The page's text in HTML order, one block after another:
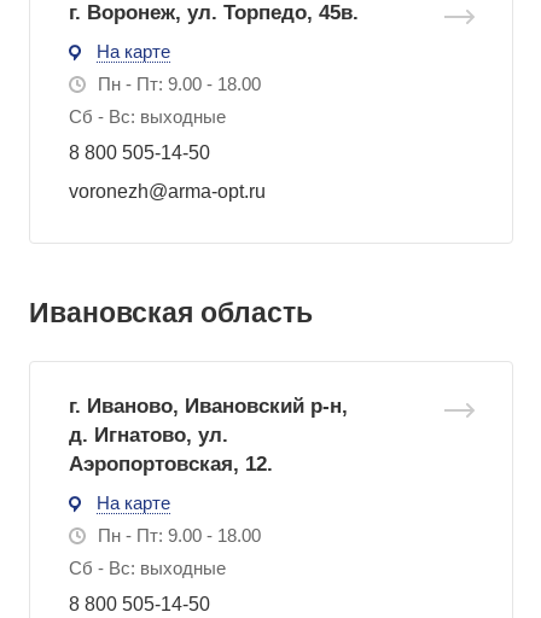
г. Воронеж, ул. Торпедо, 45в.
На карте
Пн - Пт: 9.00 - 18.00
Сб - Вс: выходные
8 800 505-14-50
voronezh@arma-opt.ru
Ивановская область
г. Иваново, Ивановский р-н,
д. Игнатово, ул.
Аэропортовская, 12.
На карте
Пн - Пт: 9.00 - 18.00
Сб - Вс: выходные
8 800 505-14-50